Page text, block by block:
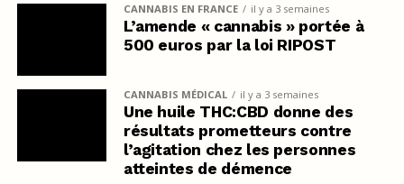
CANNABIS EN FRANCE il y a 3 semaines
L’amende « cannabis » portée à
500 euros par la loi RIPOST
CANNABIS MÉDICAL il y a 3 semaines
Une huile THC:CBD donne des
résultats prometteurs contre
l’agitation chez les personnes
atteintes de démence